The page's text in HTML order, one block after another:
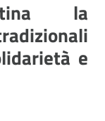
la
e